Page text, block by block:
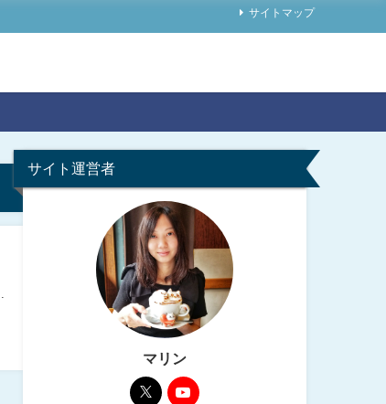
サイトマップ
サイト運営者
マリン